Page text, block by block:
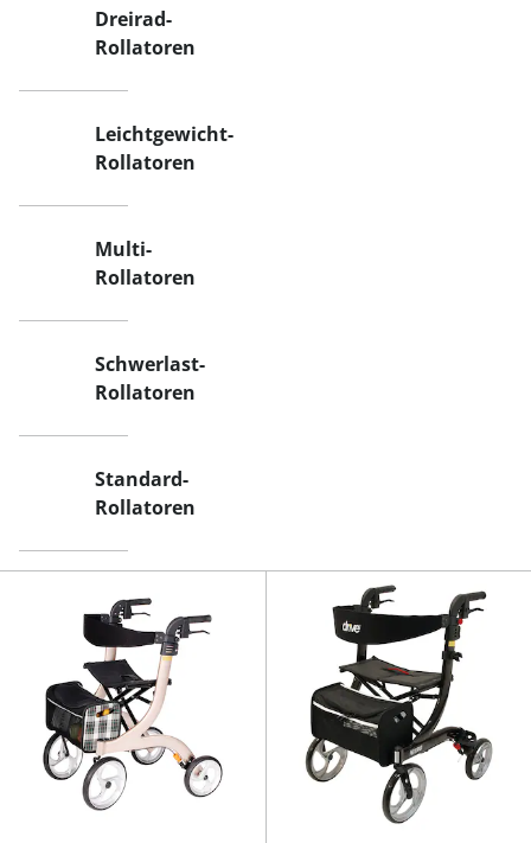
Dreirad-
Rollatoren
Leichtgewicht-
Rollatoren
Multi-
Rollatoren
Schwerlast-
Rollatoren
Standard-
Rollatoren